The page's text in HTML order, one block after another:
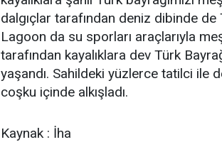
dalgıçlar tarafından deniz dibinde de
Lagoon da su sporları araçlarıyla
tarafından kayalıklara dev Türk
yaşandı. Sahildeki yüzlerce tatilci ile
coşku içinde alkışladı.
Kaynak : İha